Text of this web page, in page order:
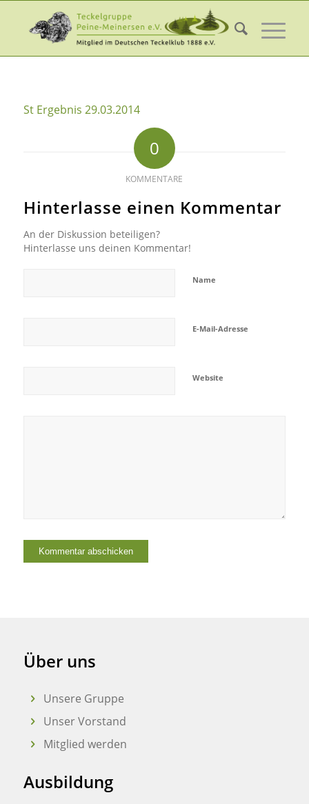
St Ergebnis 29.03.2014
0
KOMMENTARE
Hinterlasse einen Kommentar
An der Diskussion beteiligen?
Hinterlasse uns deinen Kommentar!
Name
E-Mail-Adresse
Website
Über uns
Unsere Gruppe
Unser Vorstand
Mitglied werden
Ausbildung